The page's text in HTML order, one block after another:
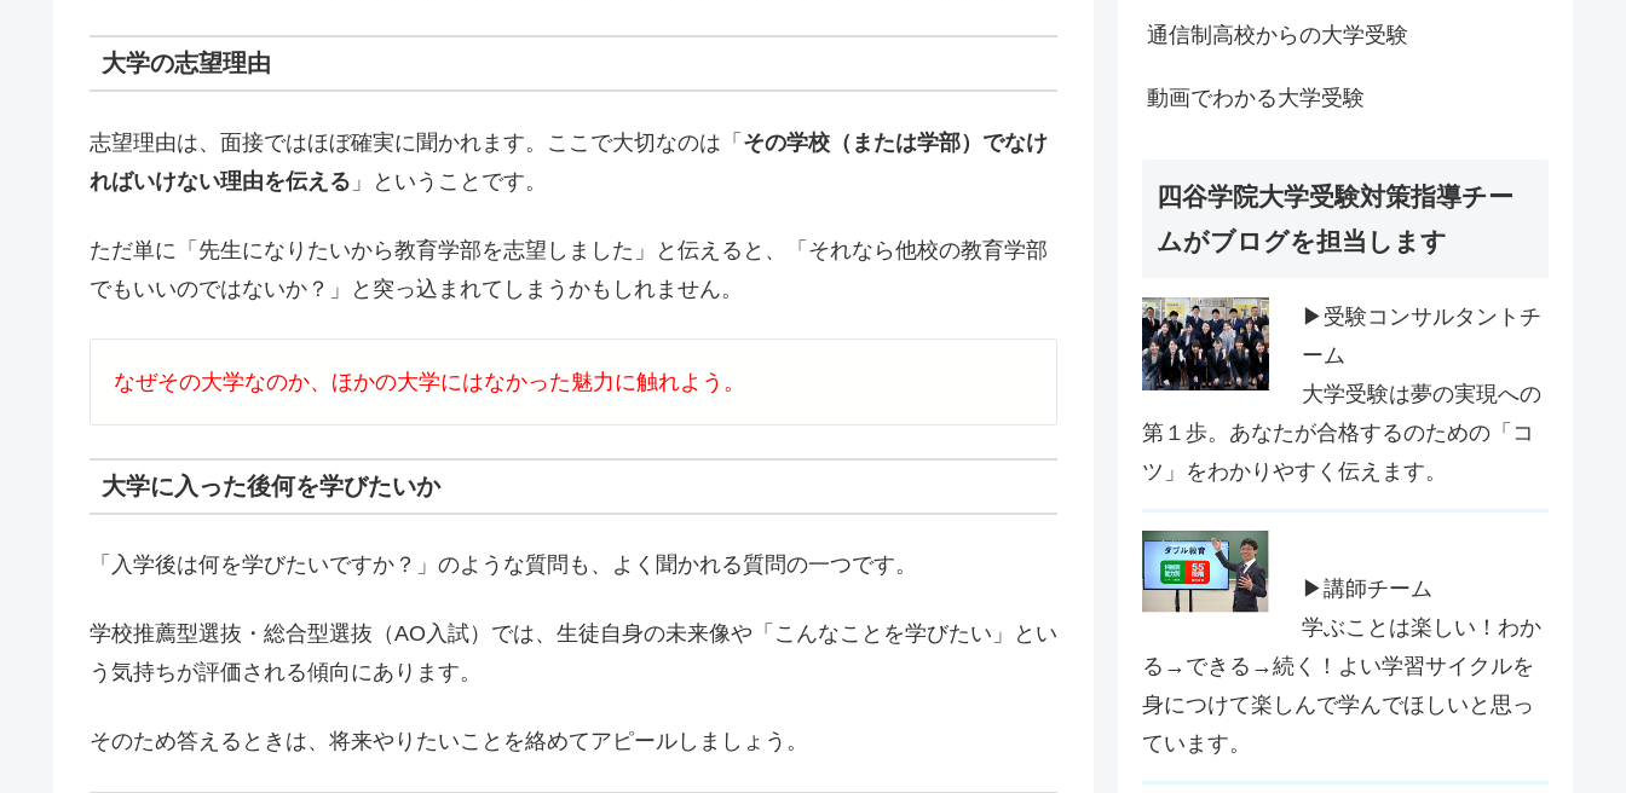
大学の志望理由
志望理由は、面接ではほぼ確実に聞かれます。ここで大切なのは「 その学校（または学部）でなけ
ればいけない理由を伝える 」ということです。
ただ単に「先生になりたいから教育学部を志望しました」と伝えると、「それなら他校の教育学部
でもいいのではないか？」と突っ込まれてしまうかもしれません。
なぜその大学なのか、ほかの大学にはなかった魅力に触れよう。
大学に入った後何を学びたいか
「入学後は何を学びたいですか？」のような質問も、よく聞かれる質問の一つです。
学校推薦型選抜・総合型選抜（AO入試）では、生徒自身の未来像や「こんなことを学びたい」とい
う気持ちが評価される傾向にあります。
そのため答えるときは、将来やりたいことを絡めてアピールしましょう。
通信制高校からの大学受験
動画でわかる大学受験
四谷学院大学受験対策指導チー
ムがブログを担当します
▶受験コンサルタントチ
ーム
大学受験は夢の実現への
第１歩。あなたが合格するのための「コ
ツ」をわかりやすく伝えます。
▶講師チーム
学ぶことは楽しい！わか
る→できる→続く！よい学習サイクルを
身につけて楽しんで学んでほしいと思っ
ています。